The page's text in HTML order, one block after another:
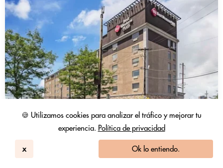
🍪 Utilizamos cookies para analizar el tráfico y mejorar tu
experiencia. Política de privacidad
x Ok lo entiendo.